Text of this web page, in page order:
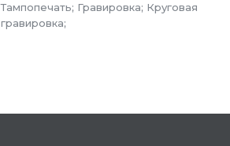
Тампопечать; Гравировка; Круговая
гравировка;